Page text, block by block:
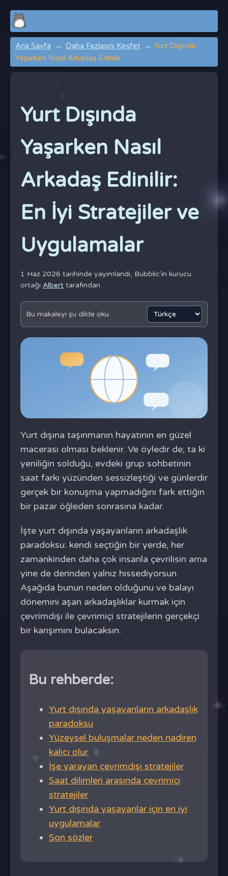
Ana Sayfa Daha Fazlasını Keşfet
Yurt Dışında
Yaşarken Nasıl Arkadaş Edinilir
Yurt Dışında
Yaşarken Nasıl
Arkadaş Edinilir:
En İyi Stratejiler ve
Uygulamalar
1 Haz 2026 tarihinde yayımlandı, Bubblic'in kurucu
ortağı Albert tarafından
Bu makaleyi şu dilde oku
Yurt dışına taşınmanın hayatının en güzel
macerası olması beklenir. Ve öyledir de; ta ki
yeniliğin solduğu, evdeki grup sohbetinin
saat farkı yüzünden sessizleştiği ve günlerdir
gerçek bir konuşma yapmadığını fark ettiğin
bir pazar öğleden sonrasına kadar.
İşte yurt dışında yaşayanların arkadaşlık
paradoksu: kendi seçtiğin bir yerde, her
zamankinden daha çok insanla çevrilisin ama
yine de derinden yalnız hissediyorsun.
Aşağıda bunun neden olduğunu ve balayı
dönemini aşan arkadaşlıklar kurmak için
çevrimdışı ile çevrimiçi stratejilerin gerçekçi
bir karışımını bulacaksın.
Bu rehberde:
Yurt dışında yaşayanların arkadaşlık
paradoksu
Yüzeysel buluşmalar neden nadiren
kalıcı olur
İşe yarayan çevrimdışı stratejiler
Saat dilimleri arasında çevrimiçi
stratejiler
Yurt dışında yaşayanlar için en iyi
uygulamalar
Son sözler